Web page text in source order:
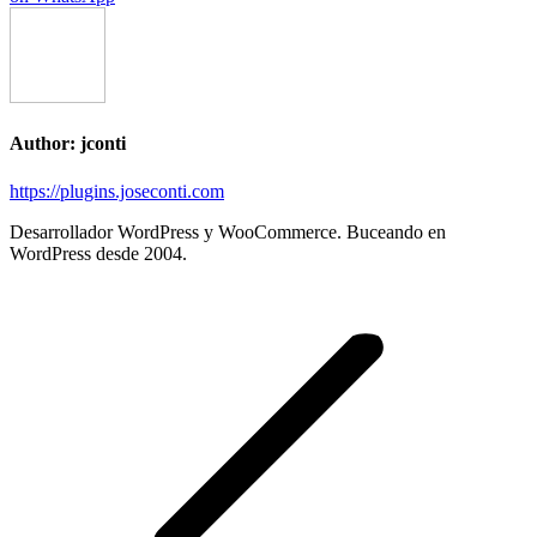
Author: jconti
https://plugins.joseconti.com
Desarrollador WordPress y WooCommerce. Buceando en
WordPress desde 2004.